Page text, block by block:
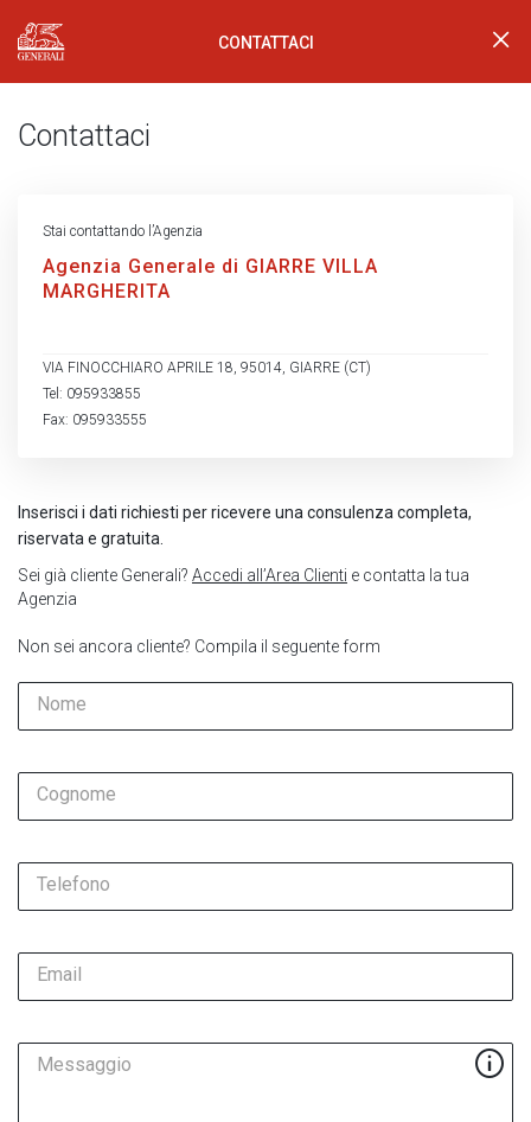
Generali Logo CONTATTACI
Contattaci
Inserisci i dati richiesti per ricevere una consulenza completa,
riservata e gratuita.
Sei già cliente Generali? Accedi all’Area Clienti e contatta la tua
Agenzia
Non sei ancora cliente? Compila il seguente form
Nome
Cognome
Telefono
Email
Messaggio
Stai contattando l’Agenzia
Agenzia Generale di GIARRE VILLA
MARGHERITA
VIA FINOCCHIARO APRILE 18, 95014, GIARRE (CT)
Tel: 095933855
Fax: 095933555